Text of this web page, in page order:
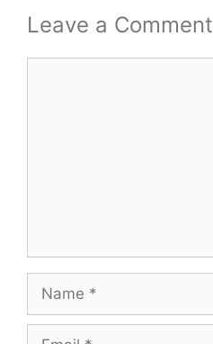
Leave a Comment
Name
Email